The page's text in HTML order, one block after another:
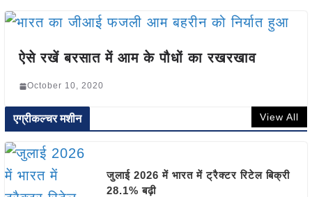
ऐसे रखें बरसात में आम के पौधों का रखरखाव
October 10, 2020
एग्रीकल्चर मशीन View All
जुलाई 2026 में भारत में ट्रैक्टर रिटेल बिक्री
28.1% बढ़ी